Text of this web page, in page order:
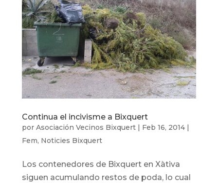
Continua el incivisme a Bixquert
por Asociación Vecinos Bixquert| Feb 16, 2014|
Fem, Noticies Bixquert
Los contenedores de Bixquert en Xàtiva
siguen acumulando restos de poda, lo cual